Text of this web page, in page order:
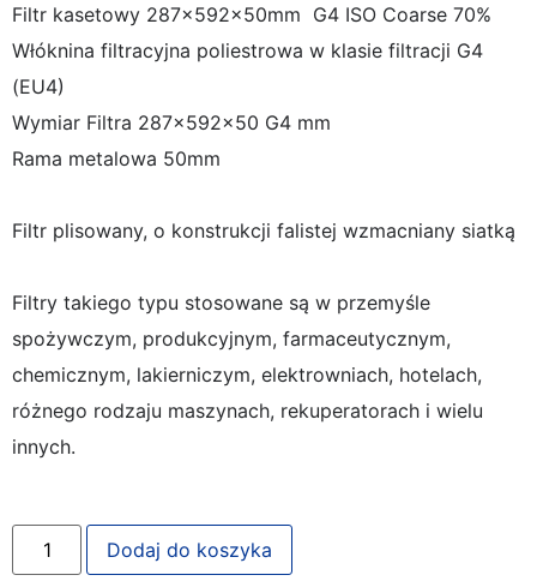
Filtr kasetowy 287x592x50mm G4 ISO Coarse 70%
Włóknina filtracyjna poliestrowa w klasie filtracji G4
(EU4)
Wymiar Filtra 287x592x50 G4 mm
Rama metalowa 50mm
Filtr plisowany, o konstrukcji falistej wzmacniany siatką
Filtry takiego typu stosowane są w przemyśle
spożywczym, produkcyjnym, farmaceutycznym,
chemicznym, lakierniczym, elektrowniach, hotelach,
różnego rodzaju maszynach, rekuperatorach i wielu
innych.
Dodaj do koszyka